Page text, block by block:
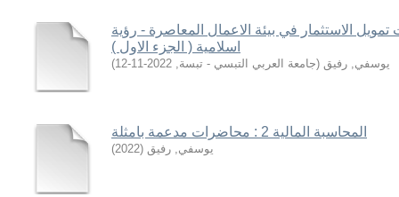
تمويل الاستثمار في بيئة الاعمال المعاصرة - رؤية
اسلامية ( الجزء الاول )
يوسفي, رفيق (جامعة العربي التبسي - تبسة,
2022-11-12
)
المحاسبة المالية 2 : محاضرات مدعمة بامثلة
يوسفي, رفيق (
2022
)